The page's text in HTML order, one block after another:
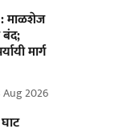
माळशेज
बंद;
मार्ग
Aug 2026